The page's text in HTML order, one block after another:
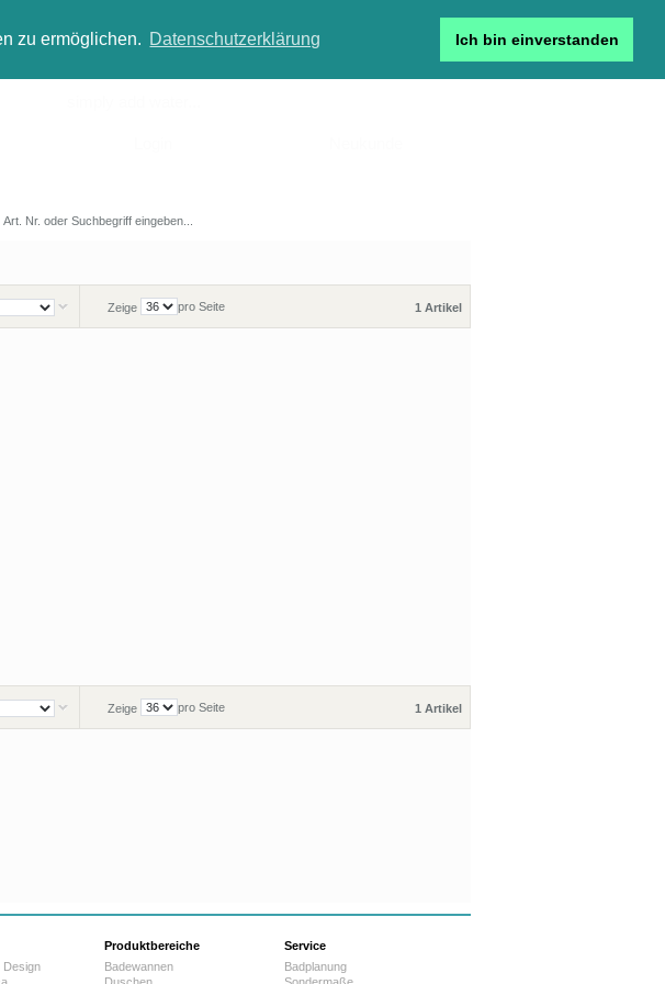
zu ermöglichen. Datenschutzerklärung Ich bin einverstanden
1 Artikel
Zeige pro Seite
1 Artikel
Zeige pro Seite
Design
Produktbereiche
Badewannen
Duschen
Service
Badplanung
Sondermaße